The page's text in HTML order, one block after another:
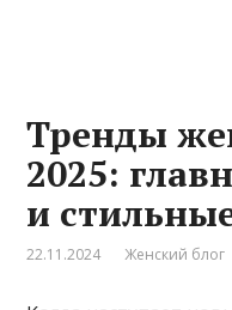
Тренды
2025:
и
22.11.2024 Женский блог